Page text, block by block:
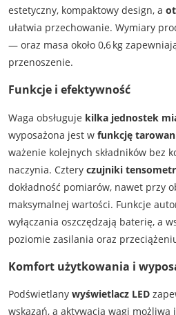
estetyczny, kompaktowy design, a
ułatwia przechowanie. Wymiary
— oraz masa około 0,6 kg
przenoszenie.
Funkcje i efektywność
Waga obsługuje kilka jednostek
wyposażona jest w funkcję
ważenie kolejnych składników bez
naczynia. Cztery czujniki
dokładność pomiarów, nawet przy
maksymalnej wartości. Funkcje
wyłączania oszczędzają baterię, a
poziomie zasilania oraz
Komfort użytkowania i
Podświetlany wyświetlacz LED
wskazań, a aktywacja wagi